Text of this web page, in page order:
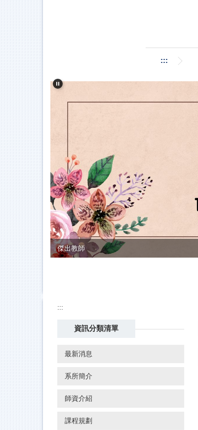
:::
導師
:::
資訊分類清單
最新消息
系所簡介
師資介紹
課程規劃